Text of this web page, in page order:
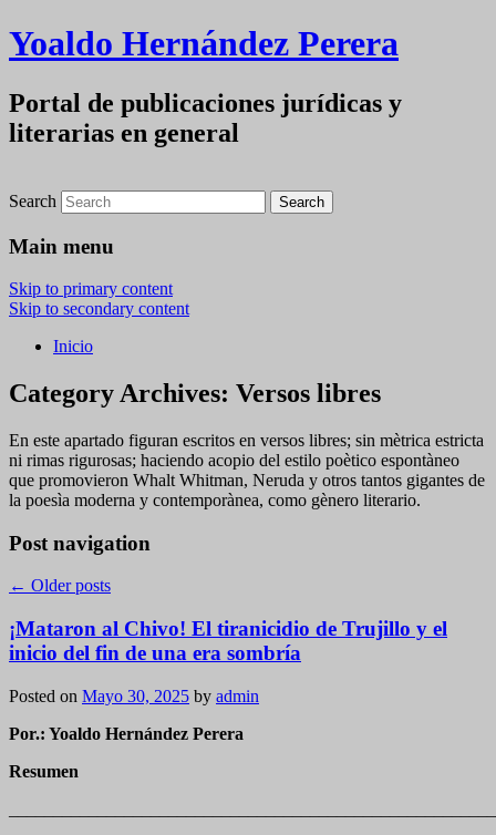
Yoaldo Hernández Perera
Portal de publicaciones jurídicas y
literarias en general
Search
Main menu
Skip to primary content
Skip to secondary content
Inicio
Category Archives: Versos libres
En este apartado figuran escritos en versos libres; sin mètrica estricta
ni rimas rigurosas; haciendo acopio del estilo poètico espontàneo
que promovieron Whalt Whitman, Neruda y otros tantos gigantes de
la poesìa moderna y contemporànea, como gènero literario.
Post navigation
← Older posts
¡Mataron al Chivo! El tiranicidio de Trujillo y el
inicio del fin de una era sombría
Posted on Mayo 30, 2025 by admin
Por.: Yoaldo Hernández Perera
Resumen